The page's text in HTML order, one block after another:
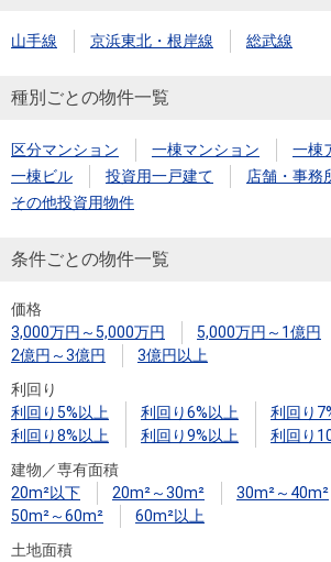
山手線 京浜東北・根岸線 総武線
種別ごとの物件一覧
区分マンション 一棟マンション
一棟
一棟ビル
投資用一戸建て 店舗・事務
その他投資用物件
条件ごとの物件一覧
価格
3,000万円～5,000万円
5,000万円～1億円
2億円～3億円
3億円以上
利回り
利回り5%以上
利回り6%以上
利回り
利回り8%以上
利回り9%以上
利回り
建物／専有面積
20m²以下
20m²～30m² 30m²～40m²
50m²～60m²
60m²以上
土地面積